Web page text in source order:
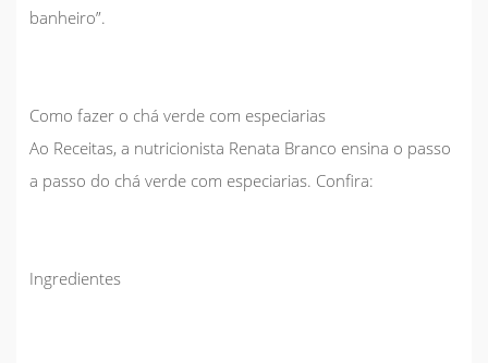
banheiro”.
Como fazer o chá verde com especiarias
Ao Receitas, a nutricionista Renata Branco ensina o passo
a passo do chá verde com especiarias. Confira:
Ingredientes